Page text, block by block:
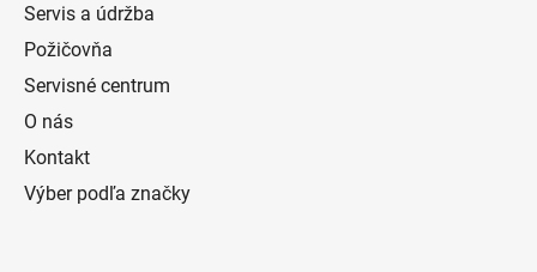
Servis a údržba
Požičovňa
Servisné centrum
O nás
Kontakt
Výber podľa značky